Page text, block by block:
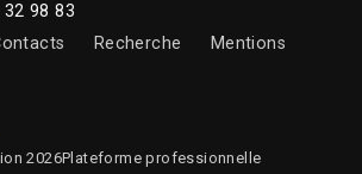
98 83
Recherche
Mentions
2026Plateforme professionnelle